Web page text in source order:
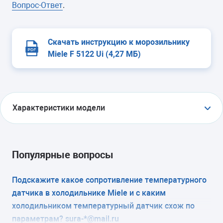
Вопрос-Ответ.
Скачать инструкцию к морозильнику
Miele F 5122 Ui (4,27 МБ)
Характеристики модели
морозильник-шкаф
электромеханическое
КОЛИЧЕСТВО КАМЕР
Популярные вопросы
Подскажите какое сопротивление температурного
датчика в холодильнике Miele и с каким
холодильником температурный датчик схож по
параметрам? sura-*@mail.ru